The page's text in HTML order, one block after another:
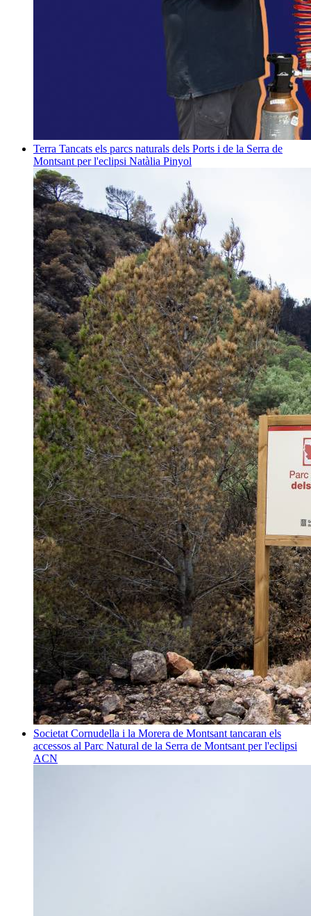
Terra Tancats els parcs naturals dels Ports i de la Serra de
Montsant per l'eclipsi Natàlia Pinyol
Societat Cornudella i la Morera de Montsant tancaran els
accessos al Parc Natural de la Serra de Montsant per l'eclipsi
ACN